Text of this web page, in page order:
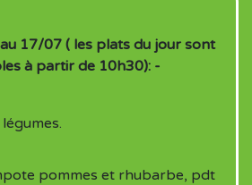
17/07 ( les plats du jour sont
à partir de 10h30): -
pommes et rhubarbe, pdt